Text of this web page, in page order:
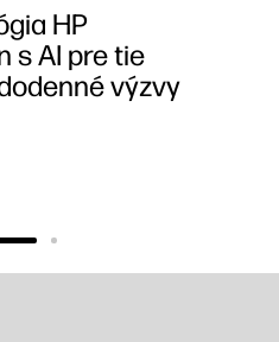
pomocník, teraz
k dispozícii po